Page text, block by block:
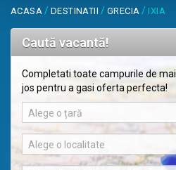
ACASA / DESTINATII / GRECIA / IXIA
Caută vacantă!
Completati toate campurile de mai
jos pentru a gasi oferta perfecta!
Alege o țară
Alege o localitate